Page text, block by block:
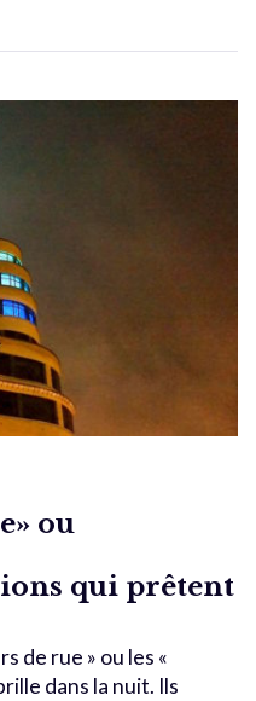
ou
qui prêtent
de rue » ou les «
dans la nuit. Ils